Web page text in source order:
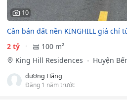
10
Cần bán đất nền KINGHILL giá chỉ
2 tỷ
100 m²
King Hill Residences
Huyện
dương Hằng
Đăng 1 năm trước